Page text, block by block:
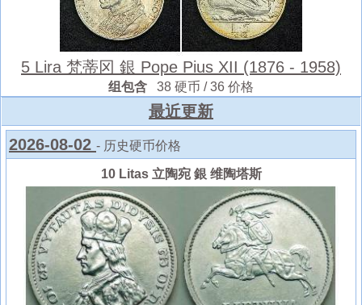
5 Lira 梵蒂冈 銀 Pope Pius XII (1876 - 1958)
组包含 38 硬币 / 36 价格
最近更新
2026-08-02 - 历史硬币价格
10 Litas 立陶宛 銀 维陶塔斯